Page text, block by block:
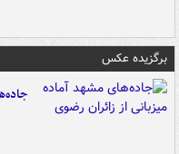
برگزیده عکس